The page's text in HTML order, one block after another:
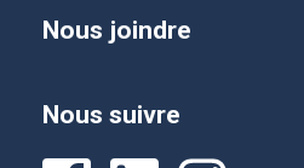
Nous joindre
Nous suivre